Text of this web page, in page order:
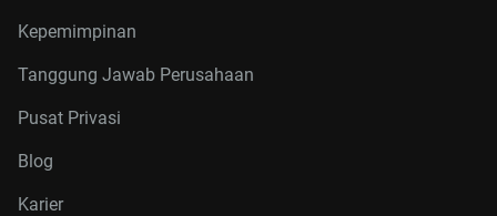
Kepemimpinan
Tanggung Jawab Perusahaan
Pusat Privasi
Blog
Karier